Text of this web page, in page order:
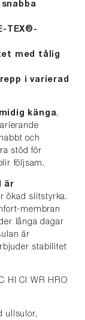
TEX®-
med tålig
i varierad
känga,
och
stöd för
följsam.
är
ökad slitstyrka.
membran
långa dagar
är
stabilitet
HI CI WR HRO
ullsulor,